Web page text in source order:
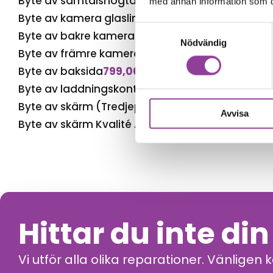
Nödvändig
Avvisa
Byte av kamera glaslins
Byte av bakre kamera
kr
Byte av främre kamera
kr
Byte av baksida799,00
Byte av laddningskontakt549,00kr
Byte av skärm (Tredjepartstillverkad)
599,00
Byte av skärm Kvalité A (Original Display)
Hittar du inte
Vi utför alla olika reparationer. Vänligen